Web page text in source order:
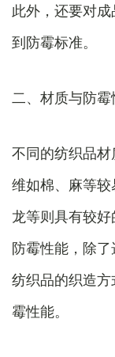
此外，还要对
到防霉标准。
二、材质与防霉
不同的纺织品
维如棉、麻等
龙等则具有较
防霉性能，除
纺织品的织造
霉性能。